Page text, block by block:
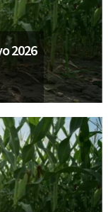
2026